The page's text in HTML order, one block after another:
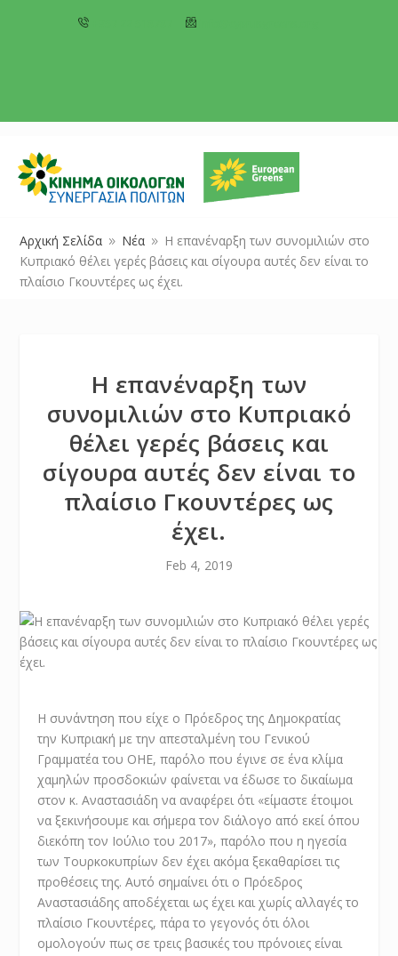
Αρχική Σελίδα 9 Νέα 9
Η επανέναρξη των συνομιλιών στο
Κυπριακό θέλει γερές βάσεις και σίγουρα αυτές δεν είναι το
πλαίσιο Γκουντέρες ως έχει.
Η επανέναρξη των
συνομιλιών στο Κυπριακό
θέλει γερές βάσεις και
σίγουρα αυτές δεν είναι το
πλαίσιο Γκουντέρες ως
έχει.
Feb 4, 2019
Η συνάντηση που είχε ο Πρόεδρος της Δημοκρατίας
την Κυπριακή με την απεσταλμένη του Γενικού
Γραμματέα του ΟΗΕ, παρόλο που έγινε σε ένα κλίμα
χαμηλών προσδοκιών φαίνεται να έδωσε το δικαίωμα
στον κ. Αναστασιάδη να αναφέρει ότι «είμαστε έτοιμοι
να ξεκινήσουμε και σήμερα τον διάλογο από εκεί όπου
διεκόπη τον Ιούλιο του 2017», παρόλο που η ηγεσία
των Τουρκοκυπρίων δεν έχει ακόμα ξεκαθαρίσει τις
προθέσεις της. Αυτό σημαίνει ότι ο Πρόεδρος
Αναστασιάδης αποδέχεται ως έχει και χωρίς αλλαγές το
πλαίσιο Γκουντέρες, πάρα το γεγονός ότι όλοι
ομολογούν πως σε τρεις βασικές του πρόνοιες είναι